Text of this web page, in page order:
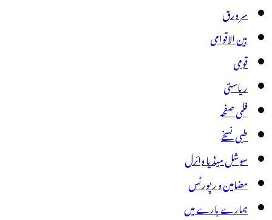
سر ورق
بین الاقوامی
قومی
ریاستی
فلمی صفحہ
طبی نسخے
سوشل میڈیا وائرل
مضامین و رپورٹس
ہمارے بارے میں